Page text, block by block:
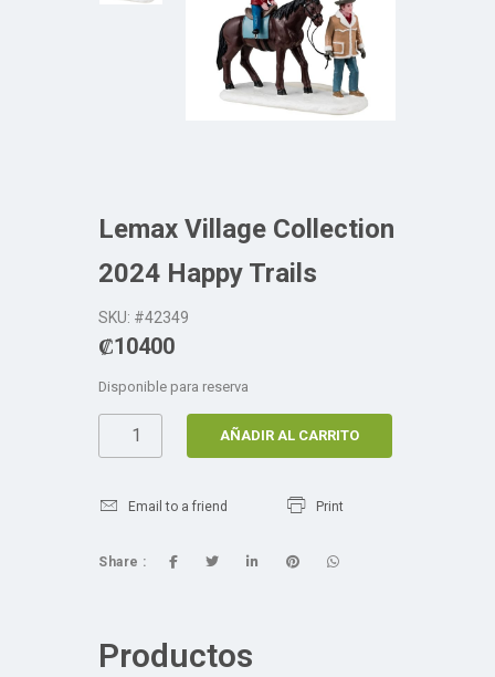
Lemax Village Collection
2024 Happy Trails
SKU: #42349
₡10400
Disponible para reserva
AÑADIR AL CARRITO
Email to a friend Print
Share :
Productos